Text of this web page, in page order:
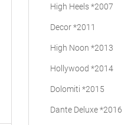
High Heels *2007
Decor *2011
High Noon *2013
Hollywood *2014
Dolomiti *2015
Dante Deluxe *2016